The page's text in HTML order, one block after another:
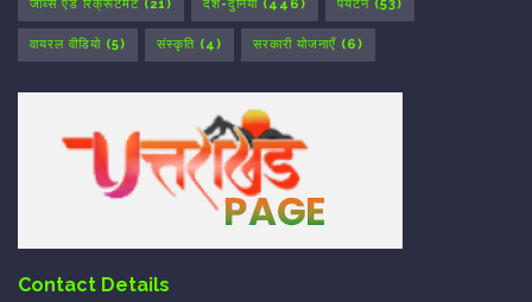
जॉब्स एंड रिक्रूटमेंट (21) देश-दुनिया (446) पर्यटन (53)
वायरल वीडियो (5) संस्कृति (4) सरकारी योजनाएँ (6)
Contact Details